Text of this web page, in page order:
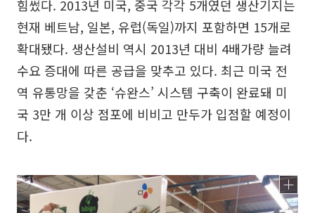
힘썼다. 2013년 미국, 중국 각각 5개였던 생산기지는
현재 베트남, 일본, 유럽(독일)까지 포함하면 15개로
확대됐다. 생산설비 역시 2013년 대비 4배가량 늘려
수요 증대에 따른 공급을 맞추고 있다. 최근 미국 전
역 유통망을 갖춘 ‘슈완스’ 시스템 구축이 완료돼 미
국 3만 개 이상 점포에 비비고 만두가 입점할 예정이
다.